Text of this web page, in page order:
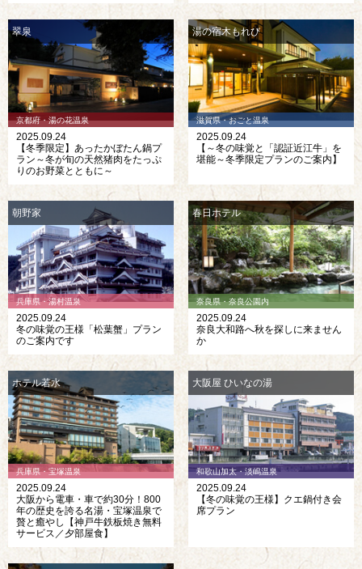
翠泉
京都府・湯の花温泉
2025.09.24
【冬季限定】あったかぼたん鍋プ
ラン～冬が旬の天然猪肉をたっぷ
りのお野菜とともに～
湯の宿木もれび
滋賀県・おごと温泉
2025.09.24
【～冬の味覚と「認証近江牛」を
堪能～冬季限定プランのご案内】
朝野家
兵庫県・湯村温泉
2025.09.24
冬の味覚の王様「松葉蟹」プラン
のご案内です
春日ホテル
奈良県・奈良公園内
2025.09.24
奈良大和路へ秋を探しに来ません
か
ホテル若水
兵庫県・宝塚温泉
2025.09.24
大阪から電車・車で約30分！800
年の歴史を誇る名湯・宝塚温泉で
贅と癒やし【神戸牛鉄板焼き無料
サービス／夕部屋食】
大阪屋 ひいなの湯
和歌山加太・淡嶋温泉
2025.09.24
【冬の味覚の王様】クエ鍋付き会
席プラン